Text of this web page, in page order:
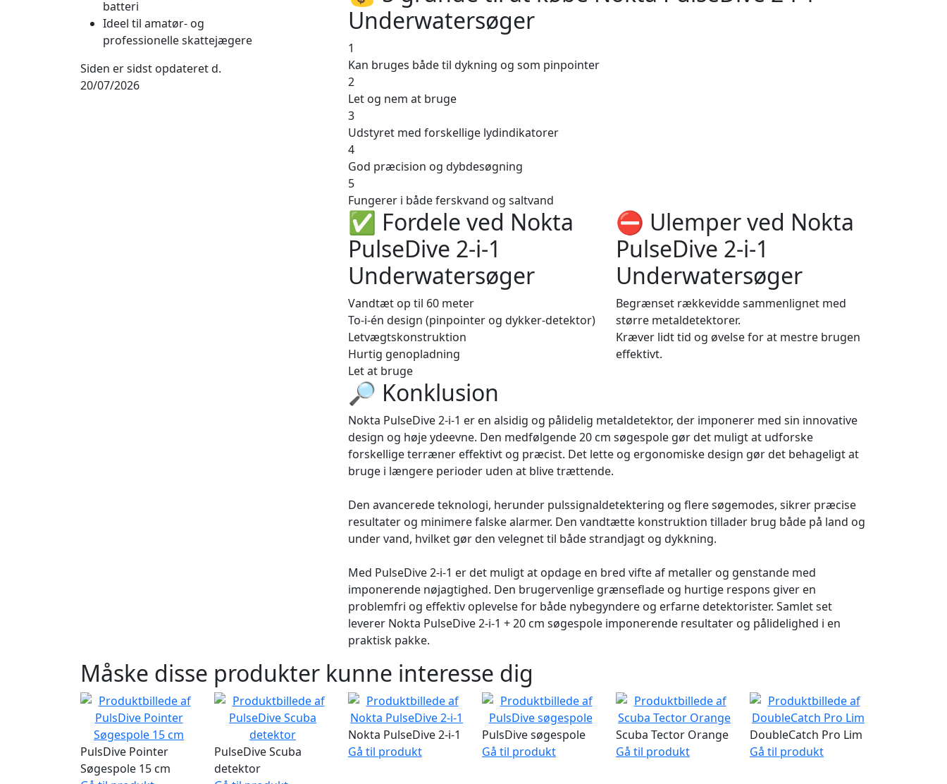
batteri
Ideel til amatør- og
professionelle skattejægere
Siden er sidst opdateret d.
20/07/2026
Underwatersøger
1
Kan bruges både til dykning og som pinpointer
2
Let og nem at bruge
3
Udstyret med forskellige lydindikatorer
4
God præcision og dybdesøgning
5
Fungerer i både ferskvand og saltvand
✅ Fordele ved Nokta
PulseDive 2-i-1
Underwatersøger
Vandtæt op til 60 meter
To-i-én design (pinpointer og dykker-detektor)
Letvægtskonstruktion
Hurtig genopladning
Let at bruge
⛔️ Ulemper ved Nokta
PulseDive 2-i-1
Underwatersøger
Begrænset rækkevidde sammenlignet med
større metaldetektorer.
Kræver lidt tid og øvelse for at mestre brugen
effektivt.
🔎 Konklusion
Nokta PulseDive 2-i-1 er en alsidig og pålidelig metaldetektor, der imponerer med sin innovative
design og høje ydeevne. Den medfølgende 20 cm søgespole gør det muligt at udforske
forskellige terræner effektivt og præcist. Det lette og ergonomiske design gør det behageligt at
bruge i længere perioder uden at blive trættende.
Den avancerede teknologi, herunder pulssignaldetektering og flere søgemodes, sikrer præcise
resultater og minimere falske alarmer. Den vandtætte konstruktion tillader brug både på land og
under vand, hvilket gør den velegnet til både strandjagt og dykkning.
Med PulseDive 2-i-1 er det muligt at opdage en bred vifte af metaller og genstande med
imponerende nøjagtighed. Den brugervenlige grænseflade og hurtige respons giver en
problemfri og effektiv oplevelse for både nybegyndere og erfarne detektorister. Samlet set
leverer Nokta PulseDive 2-i-1 + 20 cm søgespole imponerende resultater og pålidelighed i en
praktisk pakke.
Måske disse produkter kunne interesse dig
PulsDive Pointer
Søgespole 15 cm
PulseDive Scuba
detektor
Nokta PulseDive 2-i-1
Gå til produkt
PulsDive søgespole
Gå til produkt
Scuba Tector Orange
Gå til produkt
DoubleCatch Pro Lim
Gå til produkt